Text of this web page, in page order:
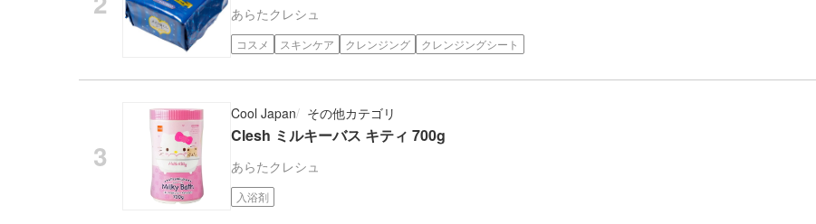
あらた クレシュ
コスメ スキンケア クレンジング クレンジングシート
Cool Japan その他カテゴリ
Clesh ミルキーバス キティ 700g
あらた クレシュ
入浴剤